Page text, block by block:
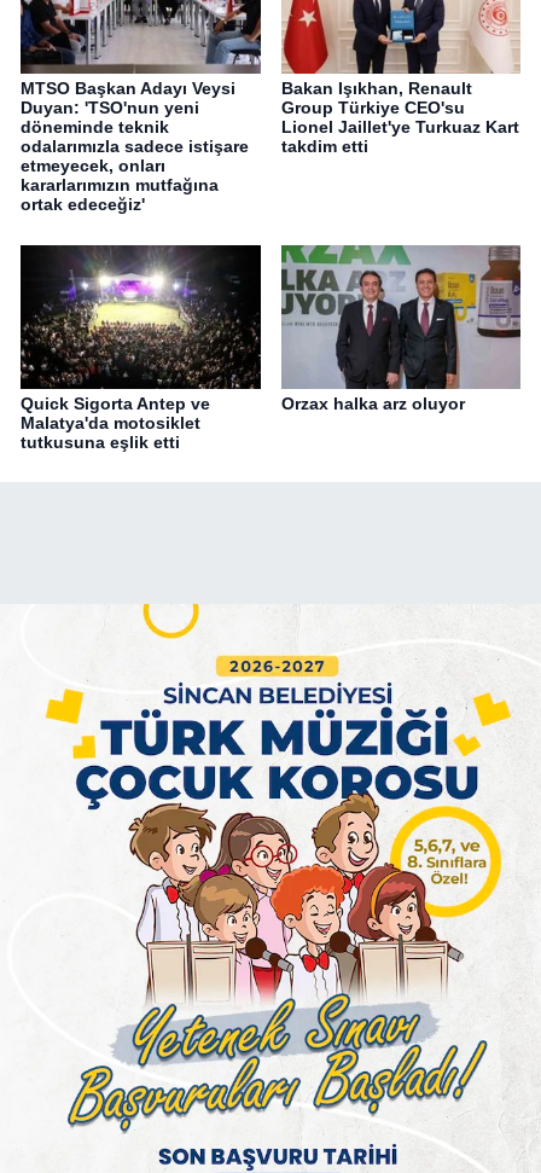
MTSO Başkan Adayı Veysi
Duyan: 'TSO'nun yeni
döneminde teknik
odalarımızla sadece istişare
etmeyecek, onları
kararlarımızın mutfağına
ortak edeceğiz'
Bakan Işıkhan, Renault
Group Türkiye CEO'su
Lionel Jaillet'ye Turkuaz Kart
takdim etti
Quick Sigorta Antep ve
Malatya'da motosiklet
tutkusuna eşlik etti
Orzax halka arz oluyor